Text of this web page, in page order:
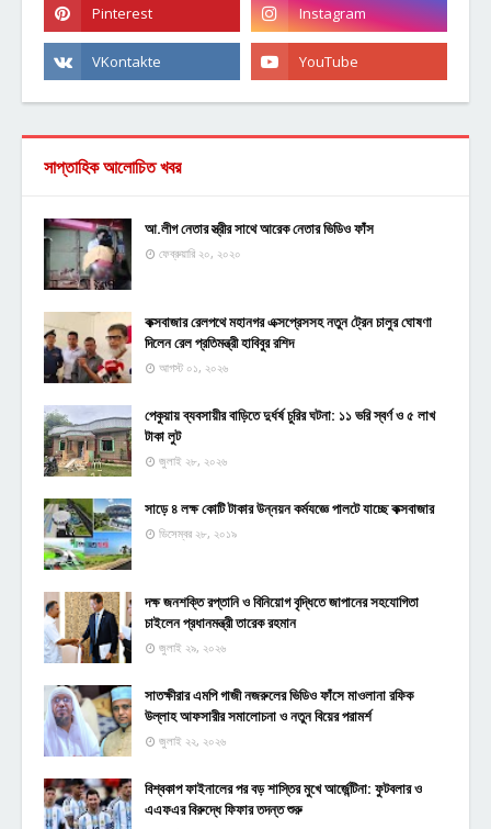
সাপ্তাহিক আলোচিত খবর
আ.লীগ নেতার স্ত্রীর সাথে আরেক নেতার ভিডিও ফাঁস
ফেব্রুয়ারি ২০, ২০২০
কক্সবাজার রেলপথে মহানগর এক্সপ্রেসসহ নতুন ট্রেন চালুর ঘোষণা
দিলেন রেল প্রতিমন্ত্রী হাবিবুর রশিদ
আগস্ট ০১, ২০২৬
পেকুয়ায় ব্যবসায়ীর বাড়িতে দুর্ধর্ষ চুরির ঘটনা: ১১ ভরি স্বর্ণ ও ৫ লাখ
টাকা লুট
জুলাই ২৮, ২০২৬
সাড়ে ৪ লক্ষ কোটি টাকার উন্নয়ন কর্মযজ্ঞে পালটে যাচ্ছে কক্সবাজার
ডিসেম্বর ২৮, ২০১৯
দক্ষ জনশক্তি রপ্তানি ও বিনিয়োগ বৃদ্ধিতে জাপানের সহযোগিতা
চাইলেন প্রধানমন্ত্রী তারেক রহমান
জুলাই ২৯, ২০২৬
সাতক্ষীরার এমপি গাজী নজরুলের ভিডিও ফাঁসে মাওলানা রফিক
উল্লাহ আফসারীর সমালোচনা ও নতুন বিয়ের পরামর্শ
জুলাই ২২, ২০২৬
বিশ্বকাপ ফাইনালের পর বড় শাস্তির মুখে আর্জেন্টিনা: ফুটবলার ও
এএফএর বিরুদ্ধে ফিফার তদন্ত শুরু